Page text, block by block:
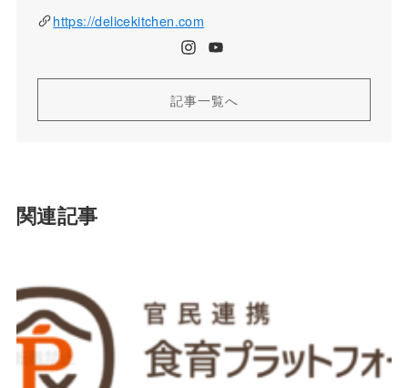
https://delicekitchen.com
記事一覧へ
関連記事